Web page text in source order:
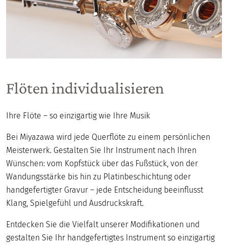
Flöten individualisieren
Ihre Flöte – so einzigartig wie Ihre Musik
Bei Miyazawa wird jede Querflöte zu einem persönlichen
Meisterwerk. Gestalten Sie Ihr Instrument nach Ihren
Wünschen: vom Kopfstück über das Fußstück, von der
Wandungsstärke bis hin zu Platinbeschichtung oder
handgefertigter Gravur – jede Entscheidung beeinflusst
Klang, Spielgefühl und Ausdruckskraft.
Entdecken Sie die Vielfalt unserer Modifikationen und
gestalten Sie Ihr handgefertigtes Instrument so einzigartig